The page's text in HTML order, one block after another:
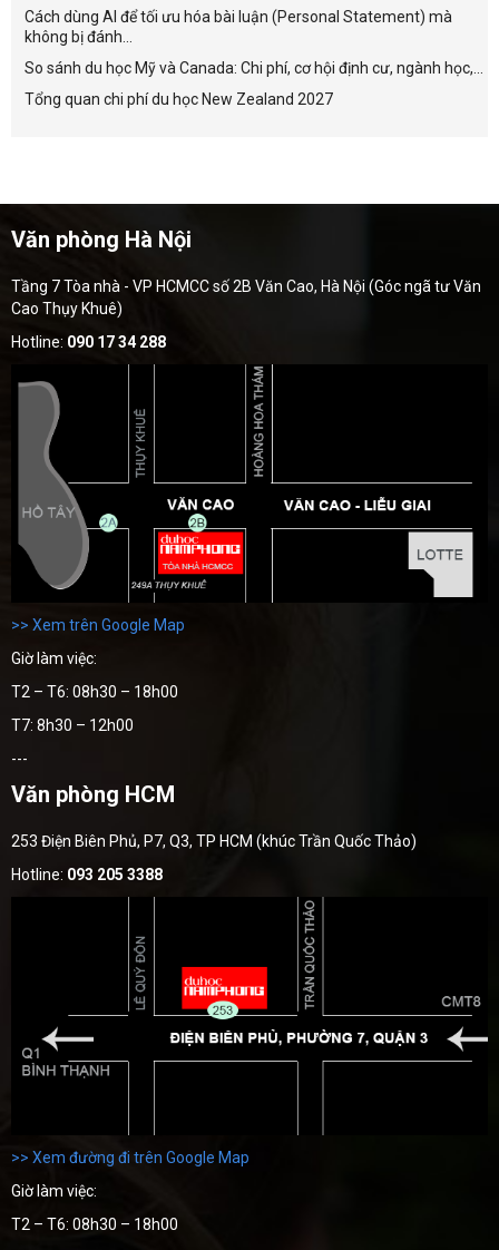
Cách dùng AI để tối ưu hóa bài luận (Personal Statement) mà
không bị đánh...
So sánh du học Mỹ và Canada: Chi phí, cơ hội định cư, ngành học,...
Tổng quan chi phí du học New Zealand 2027
Văn phòng Hà Nội
Tầng 7 Tòa nhà - VP HCMCC số 2B Văn Cao, Hà Nội (Góc ngã tư Văn
Cao Thụy Khuê)
Hotline: 090 17 34 288
>> Xem trên Google Map
Giờ làm việc:
T2 – T6: 08h30 – 18h00
T7: 8h30 – 12h00
---
Văn phòng HCM
253 Điện Biên Phủ, P7, Q3, TP HCM (khúc Trần Quốc Thảo)
Hotline: 093 205 3388
>> Xem đường đi trên Google Map
Giờ làm việc:
T2 – T6: 08h30 – 18h00